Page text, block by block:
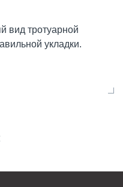
вид тротуарной
укладки.